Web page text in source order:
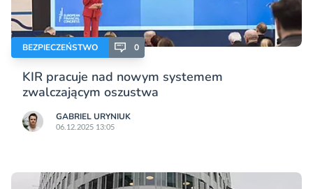
BEZPIECZEŃSTWO 0
KIR pracuje nad nowym systemem
zwalczającym oszustwa
GABRIEL URYNIUK
06.12.2025 13:05